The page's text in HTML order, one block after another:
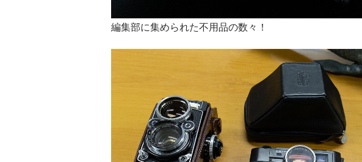
編集部に集められた不用品の数々！